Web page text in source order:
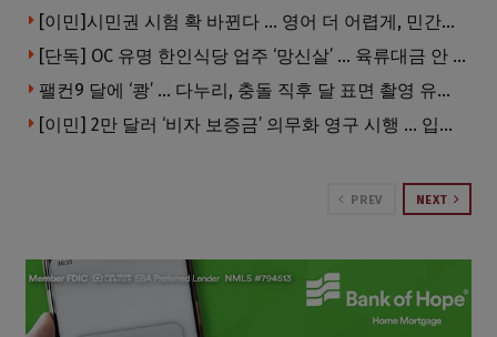
[이민]시민권 시험 확 바뀐다 … 영어 더 어렵게, 민간시험 도입 추진
[단독] OC 유명 한인식당 업주 ‘망신살’ … 육류대금 안 갚자 식당서 공개추심
팰컨9 달에 ‘쾅’ … 다누리, 충돌 직후 달 표면 촬영 유일 탐사선
[이민] 2만 달러 ‘비자 보증금’ 의무화 영구 시행 … 입국 문턱 더 높아진다.
PREV NEXT